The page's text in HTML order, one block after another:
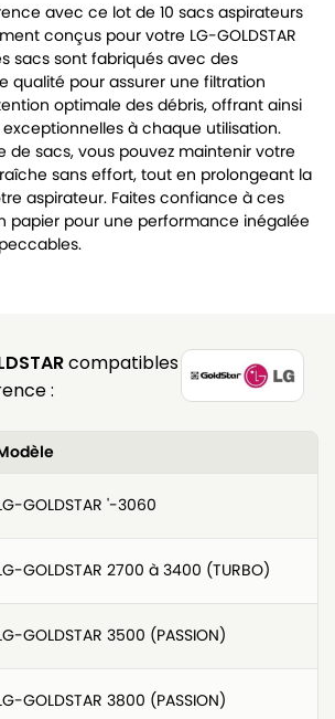
avec ce lot de 10 sacs aspirateurs
conçus pour votre LG-GOLDSTAR
sacs sont fabriqués avec des
qualité pour assurer une filtration
optimale des débris, offrant ainsi
à chaque utilisation.
de sacs, vous pouvez maintenir votre
sans effort, tout en prolongeant la
aspirateur. Faites confiance à ces
papier pour une performance inégalée
compatibles
:
GOLDSTAR '-3060
GOLDSTAR 2700 à 3400 (TURBO)
GOLDSTAR 3500 (PASSION)
GOLDSTAR 3800 (PASSION)